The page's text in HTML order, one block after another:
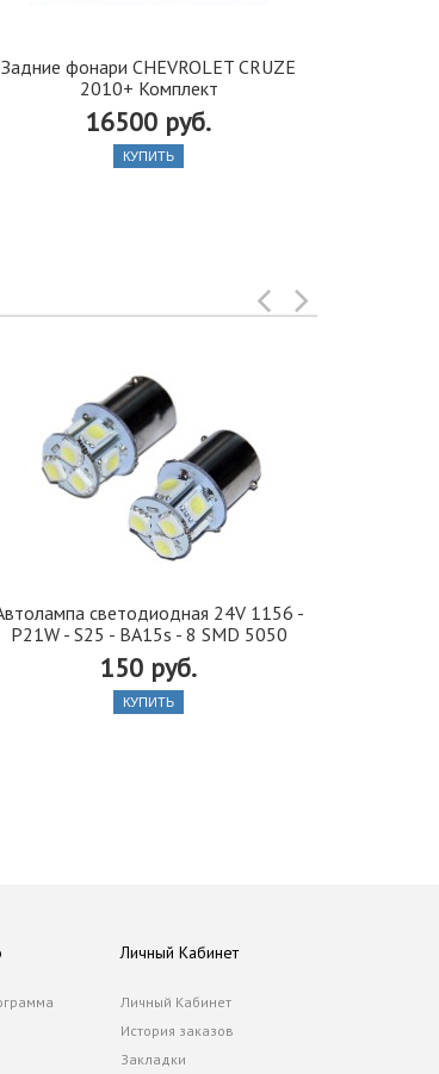
Задние фонари CHEVROLET CRUZE
2010+ Комплект
16500 руб.
КУПИТЬ
cветодиодная 24V 1156 -
P21W - S25 - BA15s - 8 SMD 5050
150 руб.
КУПИТЬ
Личный Кабинет
Личный Кабинет
История заказов
Закладки